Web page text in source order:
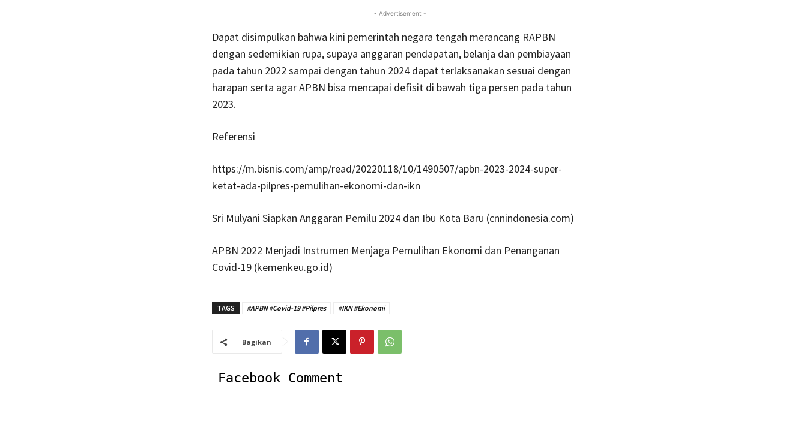
- Advertisement -
Dapat disimpulkan bahwa kini pemerintah negara tengah merancang RAPBN
dengan sedemikian rupa, supaya anggaran pendapatan, belanja dan pembiayaan
pada tahun 2022 sampai dengan tahun 2024 dapat terlaksanakan sesuai dengan
harapan serta agar APBN bisa mencapai defisit di bawah tiga persen pada tahun
2023.
Referensi
https://m.bisnis.com/amp/read/20220118/10/1490507/apbn-2023-2024-super-
ketat-ada-pilpres-pemulihan-ekonomi-dan-ikn
Sri Mulyani Siapkan Anggaran Pemilu 2024 dan Ibu Kota Baru (cnnindonesia.com)
APBN 2022 Menjadi Instrumen Menjaga Pemulihan Ekonomi dan Penanganan
Covid-19 (kemenkeu.go.id)
TAGS #APBN #Covid-19 #Pilpres #IKN #Ekonomi
Bagikan
Facebook Comment